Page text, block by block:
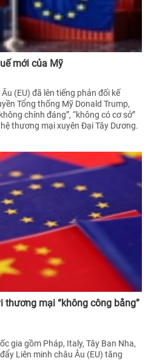
mới của Mỹ
(EU) đã lên tiếng phản đối kế
Tổng thống Mỹ Donald Trump,
chính đáng”, “không có cơ sở”
thương mại xuyên Đại Tây Dương.
thương mại “không công bằng”
gia gồm Pháp, Italy, Tây Ban Nha,
Liên minh châu Âu (EU) tăng